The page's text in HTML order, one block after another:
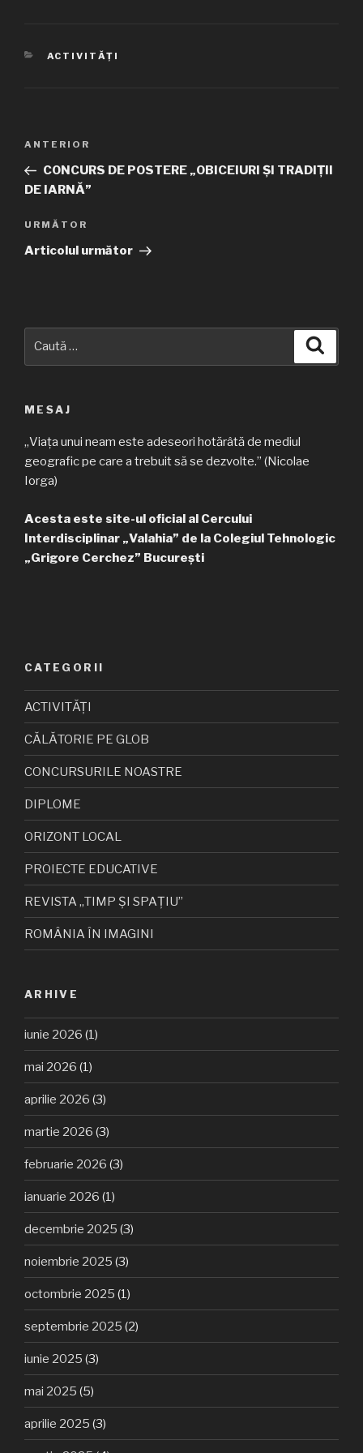
CATEGORII
ACTIVITĂȚI
Navigare
articole
Articolul
anterior
ANTERIOR
CONCURS DE POSTERE „OBICEIURI ŞI TRADIŢII
DE IARNĂ”
Articolul
următor
URMĂTOR
Articolul următor
MESAJ
„Viața unui neam este adeseori hotărâtă de mediul
geografic pe care a trebuit să se dezvolte.” (Nicolae
Iorga)
Acesta este site-ul oficial al Cercului
Interdisciplinar „Valahia” de la Colegiul Tehnologic
„Grigore Cerchez” București
CATEGORII
ACTIVITĂȚI
CĂLĂTORIE PE GLOB
CONCURSURILE NOASTRE
DIPLOME
ORIZONT LOCAL
PROIECTE EDUCATIVE
REVISTA „TIMP ȘI SPAȚIU”
ROMÂNIA ÎN IMAGINI
ARHIVE
iunie 2026 (1)
mai 2026 (1)
aprilie 2026 (3)
martie 2026 (3)
februarie 2026 (3)
ianuarie 2026 (1)
decembrie 2025 (3)
noiembrie 2025 (3)
octombrie 2025 (1)
septembrie 2025 (2)
iunie 2025 (3)
mai 2025 (5)
aprilie 2025 (3)